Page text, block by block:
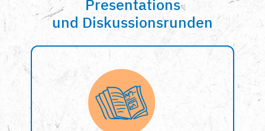
Presentations
und Diskussionsrunden